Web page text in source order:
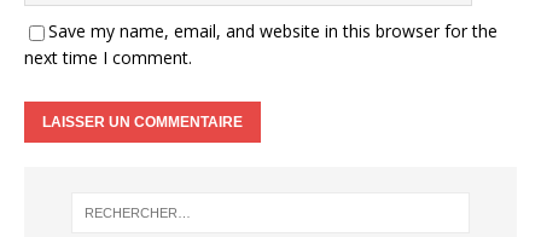
Save my name, email, and website in this browser for the
next time I comment.